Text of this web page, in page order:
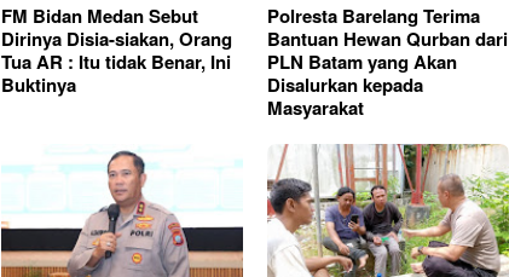
FM Bidan Medan Sebut
Dirinya Disia-siakan, Orang
Tua AR : Itu tidak Benar, Ini
Buktinya
Polresta Barelang Terima
Bantuan Hewan Qurban dari
PLN Batam yang Akan
Disalurkan kepada
Masyarakat